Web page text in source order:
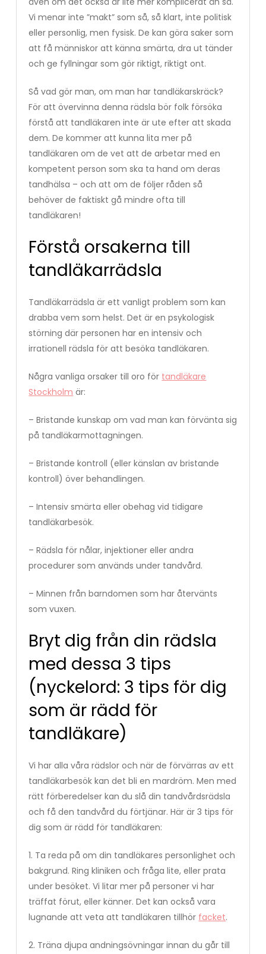
Vi menar inte ”makt” som så, så klart, inte politisk
eller personlig, men fysisk. De kan göra saker som
att få människor att känna smärta, dra ut tänder
och ge fyllningar som gör riktigt, riktigt ont.
Så vad gör man, om man har tandläkarskräck?
För att övervinna denna rädsla bör folk försöka
förstå att tandläkaren inte är ute efter att skada
dem. De kommer att kunna lita mer på
tandläkaren om de vet att de arbetar med en
kompetent person som ska ta hand om deras
tandhälsa – och att om de följer råden så
behöver de faktiskt gå mindre ofta till
tandläkaren!
Förstå orsakerna till
tandläkarrädsla
Tandläkarrädsla är ett vanligt problem som kan
drabba vem som helst. Det är en psykologisk
störning där personen har en intensiv och
irrationell rädsla för att besöka tandläkaren.
Några vanliga orsaker till oro för tandläkare
Stockholm är:
– Bristande kunskap om vad man kan förvänta sig
på tandläkarmottagningen.
– Bristande kontroll (eller känslan av bristande
kontroll) över behandlingen.
– Intensiv smärta eller obehag vid tidigare
tandläkarbesök.
– Rädsla för nålar, injektioner eller andra
procedurer som används under tandvård.
– Minnen från barndomen som har återvänts
som vuxen.
Bryt dig från din rädsla
med dessa 3 tips
(nyckelord: 3 tips för dig
som är rädd för
tandläkare)
Vi har alla våra rädslor och när de förvärras av ett
tandläkarbesök kan det bli en mardröm. Men med
rätt förberedelser kan du slå din tandvårdsrädsla
och få den tandvård du förtjänar. Här är 3 tips för
dig som är rädd för tandläkaren:
1. Ta reda på om din tandläkares personlighet och
bakgrund. Ring kliniken och fråga lite, eller prata
under besöket. Vi litar mer på personer vi har
träffat förut, eller känner. Det kan också vara
lugnande att veta att tandläkaren tillhör facket.
2. Träna djupa andningsövningar innan du går till